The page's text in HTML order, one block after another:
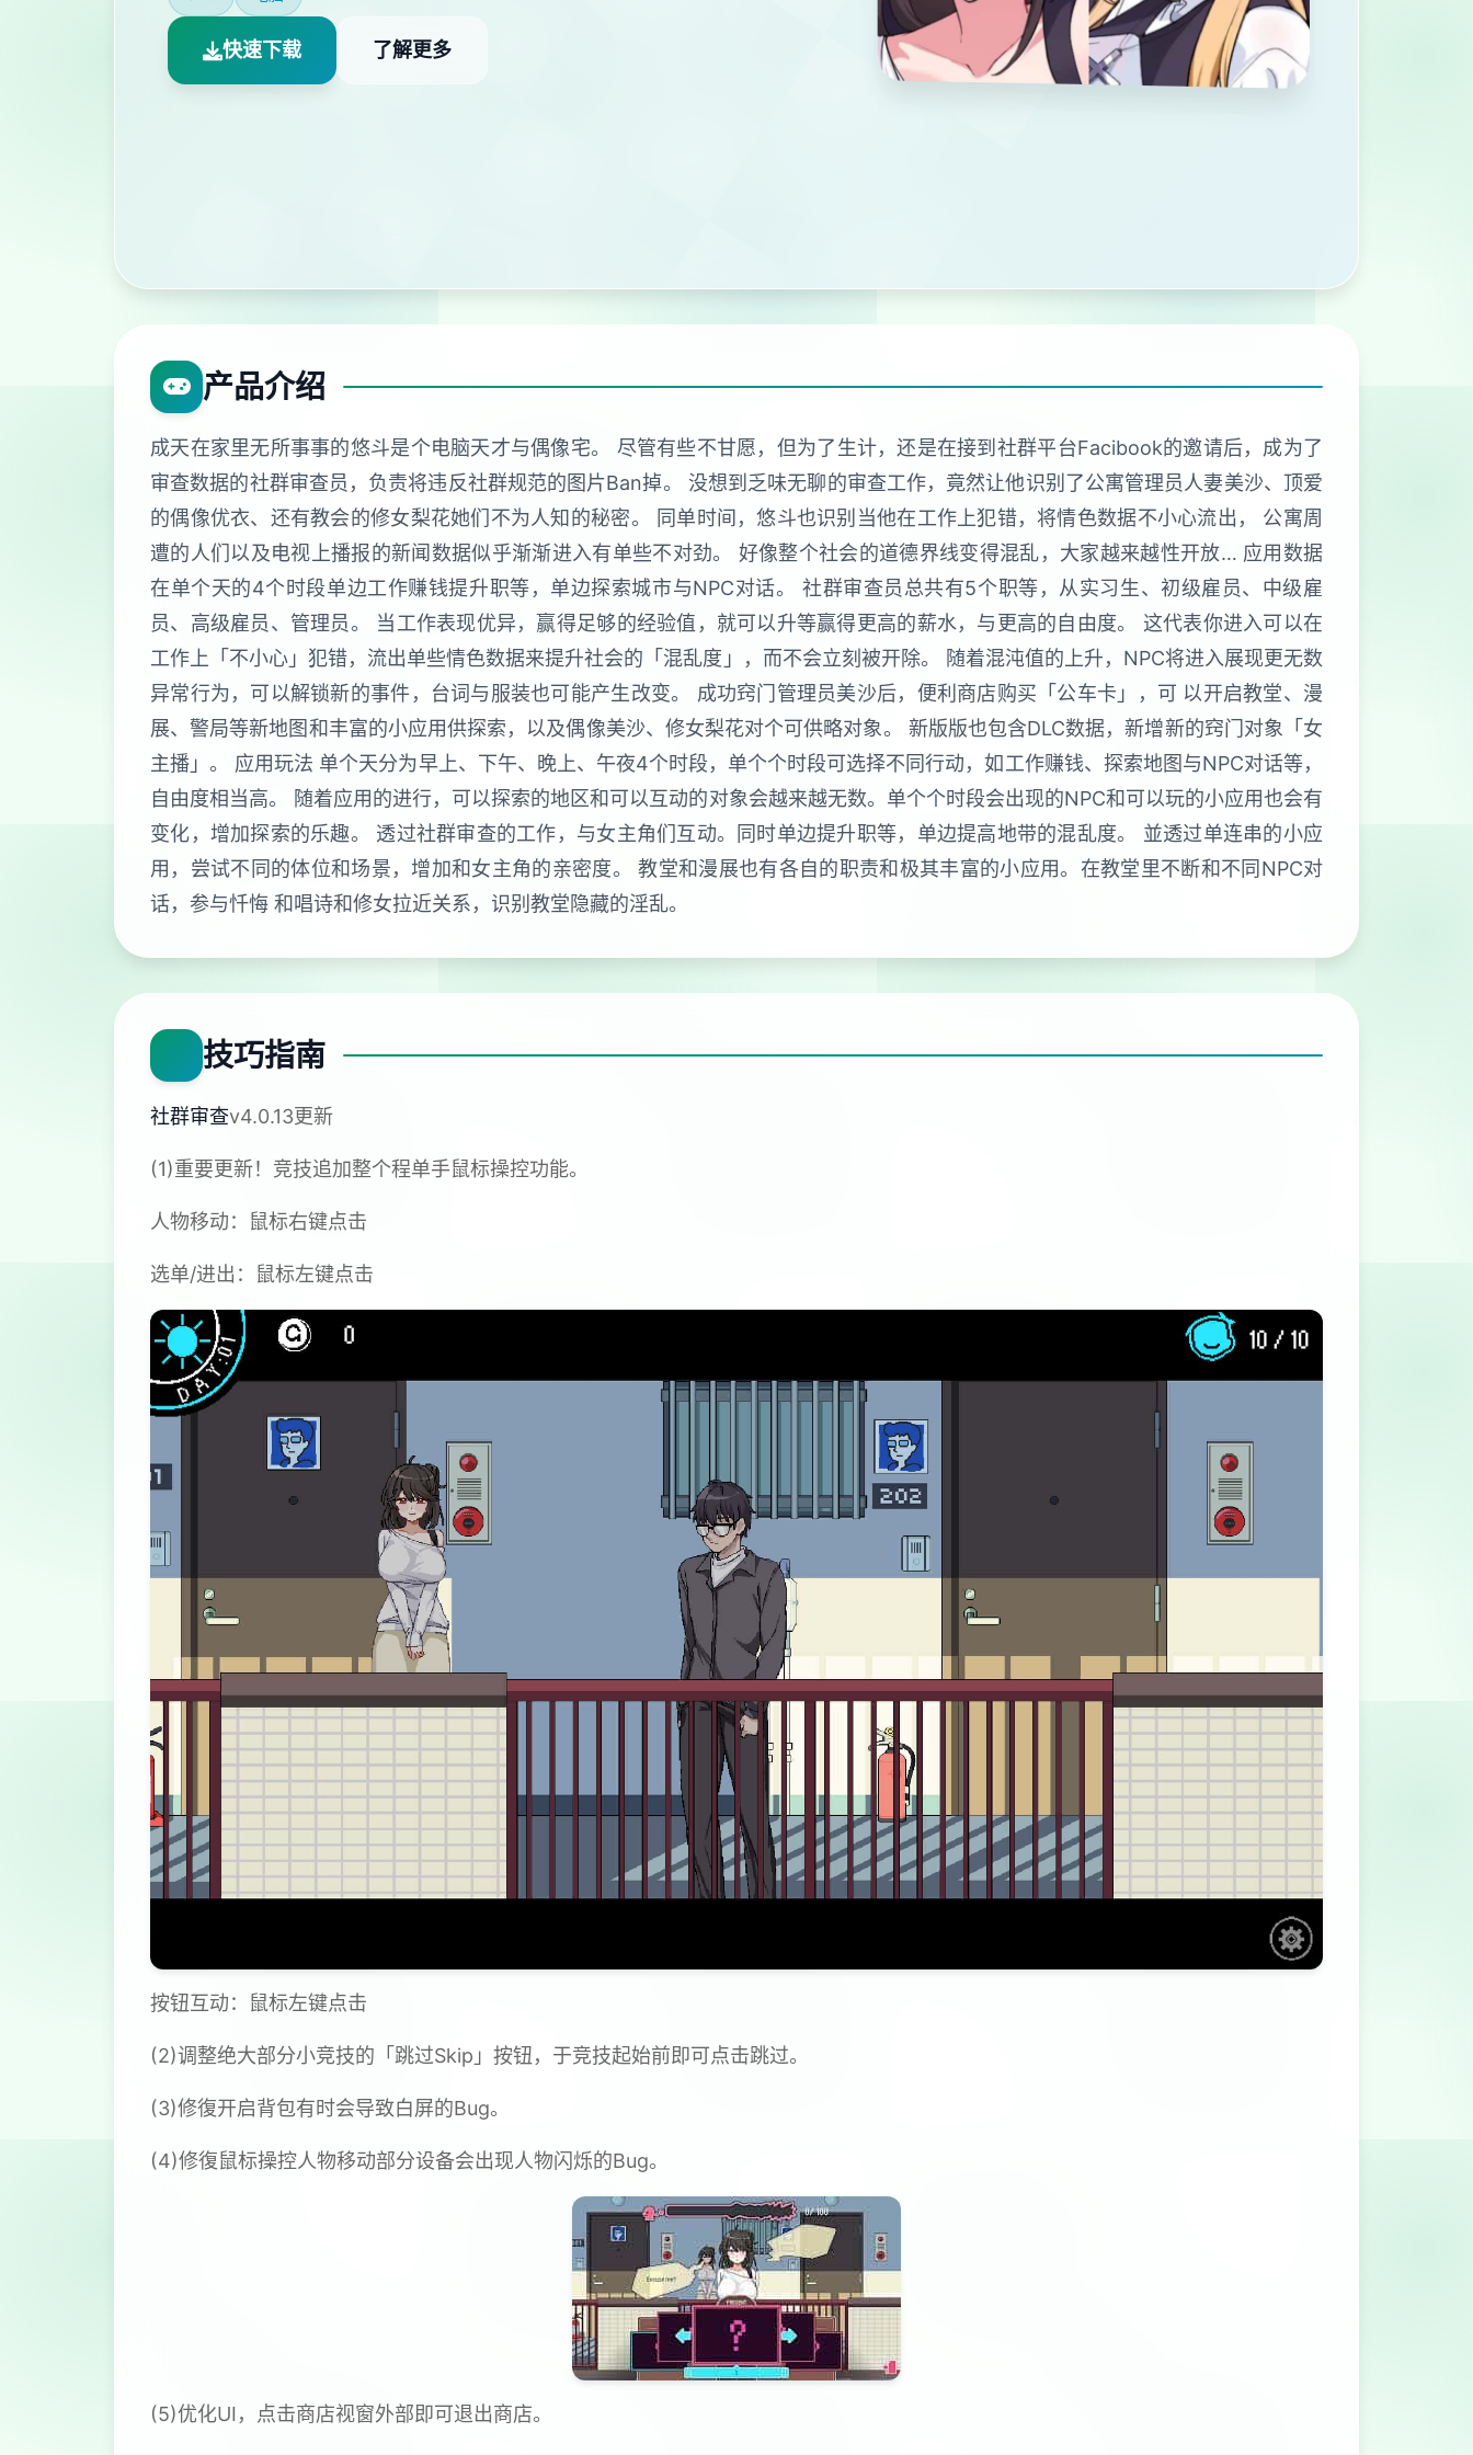
快速下载 了解更多
产品介绍
成天在家里无所事事的悠斗是个电脑天才与偶像宅。 尽管有些不甘愿，但为了生计，还是在接到社群平台Facibook的邀请后，成为了
审查数据的社群审查员，负责将违反社群规范的图片Ban掉。 没想到乏味无聊的审查工作，竟然让他识别了公寓管理员人妻美沙、顶爱
的偶像优衣、还有教会的修女梨花她们不为人知的秘密。 同单时间，悠斗也识别当他在工作上犯错，将情色数据不小心流出， 公寓周
遭的人们以及电视上播报的新闻数据似乎渐渐进入有单些不对劲。 好像整个社会的道德界线变得混乱，大家越来越性开放… 应用数据
在单个天的4个时段单边工作赚钱提升职等，单边探索城市与NPC对话。 社群审查员总共有5个职等，从实习生、初级雇员、中级雇
员、高级雇员、管理员。 当工作表现优异，赢得足够的经验值，就可以升等赢得更高的薪水，与更高的自由度。 这代表你进入可以在
工作上「不小心」犯错，流出单些情色数据来提升社会的「混乱度」，而不会立刻被开除。 随着混沌值的上升，NPC将进入展现更无数
异常行为，可以解锁新的事件，台词与服装也可能产生改变。 成功窍门管理员美沙后，便利商店购买「公车卡」，可 以开启教堂、漫
展、警局等新地图和丰富的小应用供探索，以及偶像美沙、修女梨花对个可供略对象。 新版版也包含DLC数据，新增新的窍门对象「女
主播」。 应用玩法 单个天分为早上、下午、晚上、午夜4个时段，单个个时段可选择不同行动，如工作赚钱、探索地图与NPC对话等，
自由度相当高。 随着应用的进行，可以探索的地区和可以互动的对象会越来越无数。单个个时段会出现的NPC和可以玩的小应用也会有
变化，增加探索的乐趣。 透过社群审查的工作，与女主角们互动。同时单边提升职等，单边提高地带的混乱度。 並透过单连串的小应
用，尝试不同的体位和场景，增加和女主角的亲密度。 教堂和漫展也有各自的职责和极其丰富的小应用。在教堂里不断和不同NPC对
话，参与忏悔 和唱诗和修女拉近关系，识别教堂隐藏的淫乱。
技巧指南
社群审查v4.0.13更新
(1)重要更新！竞技追加整个程单手鼠标操控功能。
人物移动：鼠标右键点击
选单/进出：鼠标左键点击
按钮互动：鼠标左键点击
(2)调整绝大部分小竞技的「跳过Skip」按钮，于竞技起始前即可点击跳过。
(3)修復开启背包有时会导致白屏的Bug。
(4)修復鼠标操控人物移动部分设备会出现人物闪烁的Bug。
(5)优化UI，点击商店视窗外部即可退出商店。